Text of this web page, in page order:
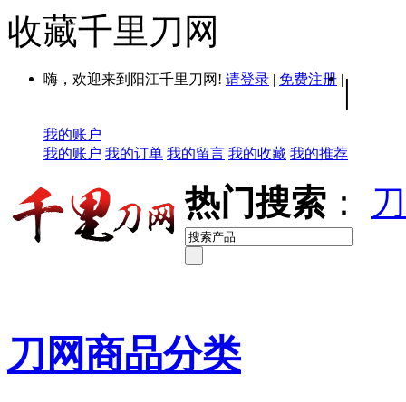
收藏千里刀网
嗨，欢迎来到阳江千里刀网! 请登录 | 免费注册 | |
我的账户
我的账户 我的订单 我的留言 我的收藏 我的推荐
热门搜索 ：
刀网商品分类